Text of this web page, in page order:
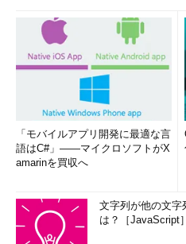
「モバイルアプリ開発に最適な言
語はC#」――マイクロソフトがX
amarinを買収へ
文字列が他の文字
は？［JavaScript］